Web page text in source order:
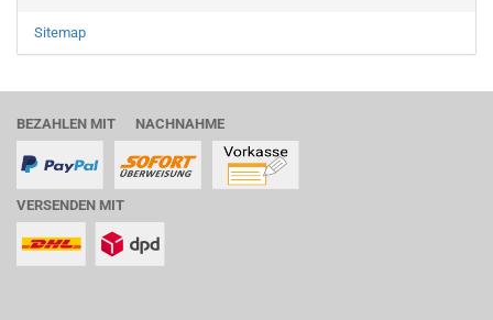
Sitemap
BEZAHLEN MIT NACHNAHME
VERSENDEN MIT